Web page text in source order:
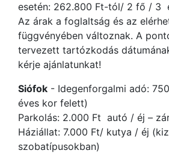
esetén: 262.800 Ft-tól/ 2 fő / 3
Az árak a foglaltság és az
függvényében változnak. A
tervezett tartózkodás
kérje ajánlatunkat!
Siófok - Idegenforgalmi adó:
éves kor felett)
Parkolás: 2.000 Ft autó / éj –
Háziállat: 7.000 Ft/ kutya / éj
szobatípusokban)